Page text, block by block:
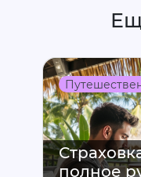
полное